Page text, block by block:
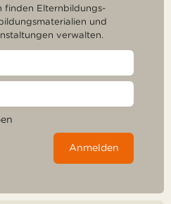
finden Elternbildungs-
und
verwalten.
Anmelden